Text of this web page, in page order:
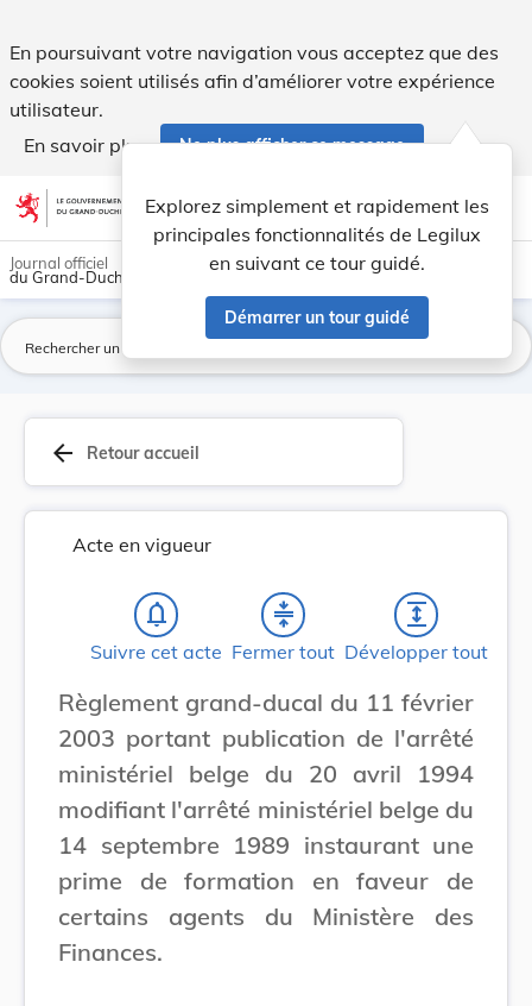
En poursuivant votre navigation vous acceptez que des
cookies soient utilisés afin d’améliorer votre expérience
utilisateur.
En savoir plus
Ne plus afficher ce message
Aller au contenu account_circle help Aide
Explorez simplement et rapidement les
principales fonctionnalités de Legilux
en suivant ce tour guidé.
Démarrer un tour guidé
light_mode dark_mode
Journal officiel
du Grand-Duché de Luxembourg
arrow_back Retour accueil
Acte en vigueur
notifications_none
Suivre cet acte
compress
Fermer tout
expand
Développer tout
Règlement grand-ducal du 11 février
2003 portant publication de l'arrêté
ministériel belge du 20 avril 1994
modifiant l'arrêté ministériel belge du
14 septembre 1989 instaurant une
prime de formation en faveur de
certains agents du Ministère des
Finances.